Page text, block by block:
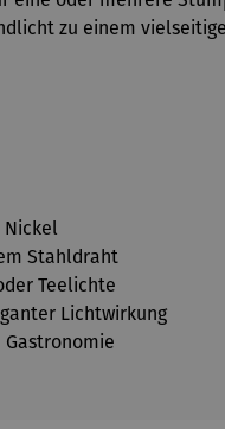
zu einem
Nickel
Stahldraht
Teelichte
Lichtwirkung